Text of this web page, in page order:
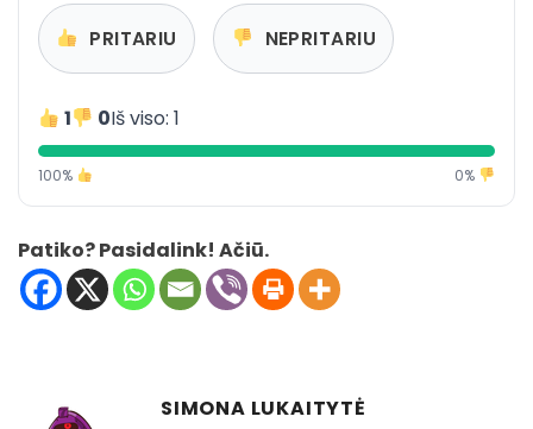
PRITARIU NEPRITARIU
1 0Iš viso: 1
100% 0%
Patiko? Pasidalink! Ačiū.
SIMONA LUKAITYTĖ